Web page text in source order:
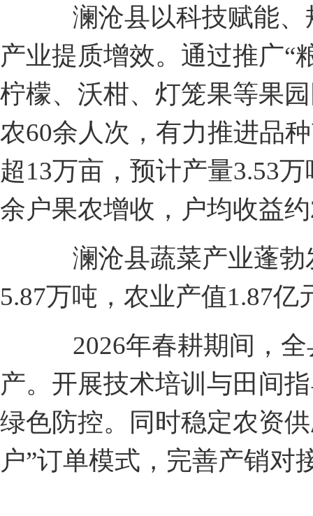
澜沧县以科技赋能、
产业提质增效。通过推广“
柠檬、沃柑、灯笼果等果
农60余人次，有力推进品
超13万亩，预计产量3.53
余户果农增收，户均收益
澜沧县蔬菜产业蓬勃
5.87万吨，农业产值1.87
2026年春耕期间，全
产。开展技术培训与田间
绿色防控。同时稳定农资
户”订单模式，完善产销对